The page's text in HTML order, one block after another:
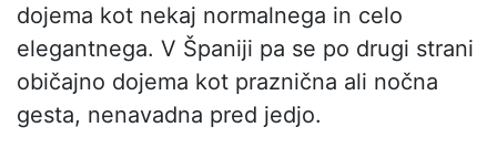
dojema kot nekaj normalnega in celo
elegantnega. V Španiji pa se po drugi strani
običajno dojema kot praznična ali nočna
gesta, nenavadna pred jedjo.